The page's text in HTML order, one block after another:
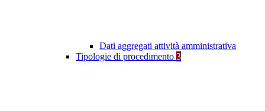
Dati aggregati attività amministrativa
Tipologie di procedimento 3